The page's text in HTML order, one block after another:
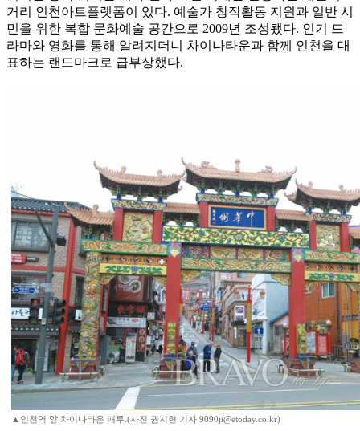
거리 인천아트플랫폼이 있다. 예술가 창작활동 지원과 일반 시
민을 위한 복합 문화예술 공간으로 2009년 조성됐다. 인기 드
라마와 영화를 통해 알려지더니 차이나타운과 함께 인천을 대
표하는 랜드마크로 급부상했다.
▲인천역 앞 차이나타운 패루.(사진 권지현 기자 9090ji@etoday.co.kr)